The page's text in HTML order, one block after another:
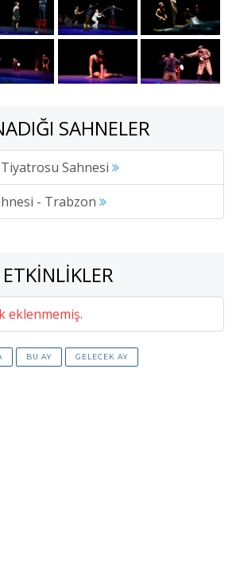
SAHNELER
Sahnesi
- Trabzon
ETKINLIKLER
eklenmemiş.
BU AY GELECEK AY